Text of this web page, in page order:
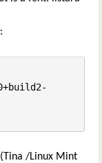
/Linux Mint